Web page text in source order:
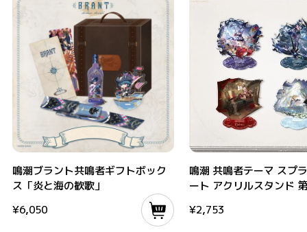
鳴潮ブラント共鳴者ギフトボック
ス「炎と海の歓歌」
¥6,050
鳴潮 共鳴者テーマ スプ
ート アクリルスタンド
¥2,753